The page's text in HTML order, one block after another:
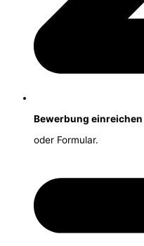
Bewerbung einreichen
oder Formular.